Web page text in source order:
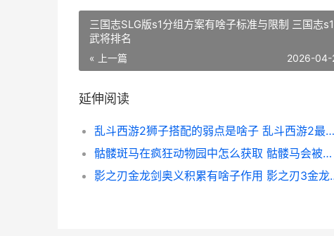
三国志SLG版s1分组方案有啥子标准与限制 三国志s1
武将排名
« 上一篇 2026-04-
延伸阅读
乱斗西游2狮子搭配的弱点是啥子 乱斗西游2最强阵容搭配技巧详细解析
骷髅斑马在疯狂动物园中怎么获取 骷髅马会被打爆吗
影之刃金龙剑